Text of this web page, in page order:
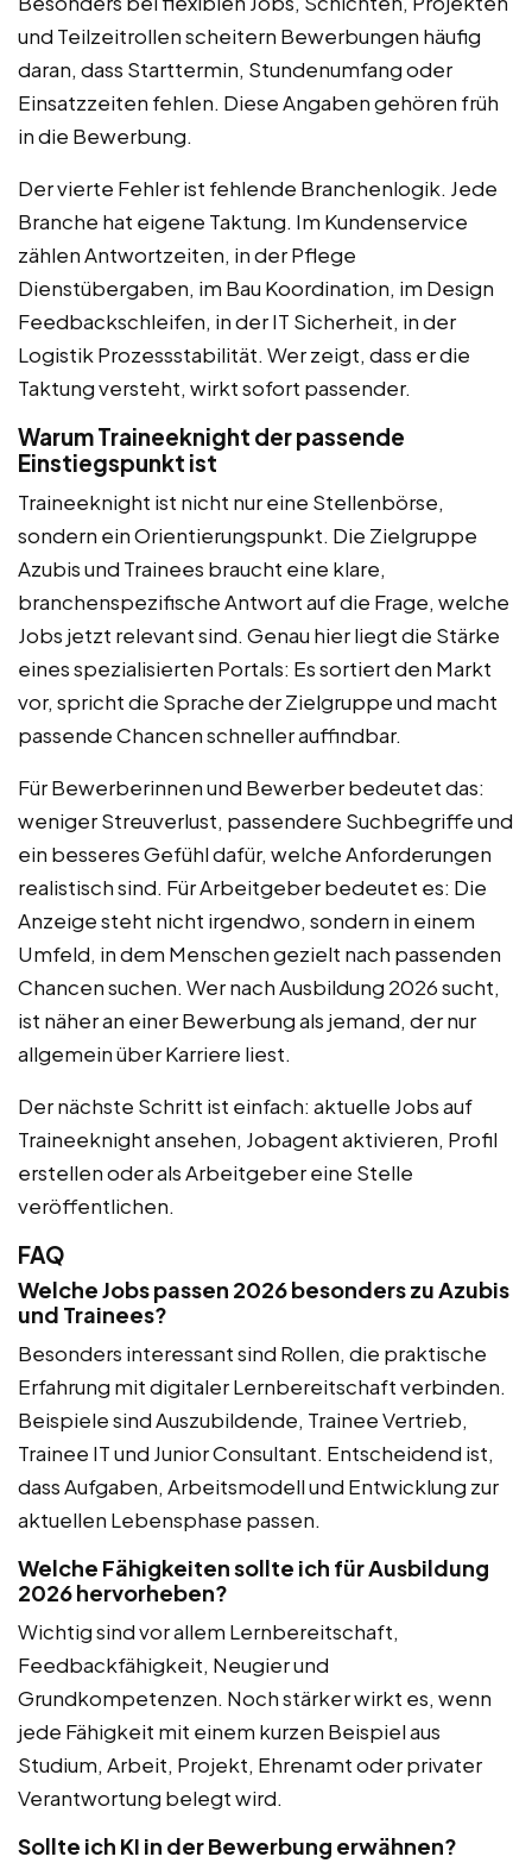
und Teilzeitrollen scheitern Bewerbungen häufig
daran, dass Starttermin, Stundenumfang oder
Einsatzzeiten fehlen. Diese Angaben gehören früh
in die Bewerbung.
Der vierte Fehler ist fehlende Branchenlogik. Jede
Branche hat eigene Taktung. Im Kundenservice
zählen Antwortzeiten, in der Pflege
Dienstübergaben, im Bau Koordination, im Design
Feedbackschleifen, in der IT Sicherheit, in der
Logistik Prozessstabilität. Wer zeigt, dass er die
Taktung versteht, wirkt sofort passender.
Warum Traineeknight der passende
Einstiegspunkt ist
Traineeknight ist nicht nur eine Stellenbörse,
sondern ein Orientierungspunkt. Die Zielgruppe
Azubis und Trainees braucht eine klare,
branchenspezifische Antwort auf die Frage, welche
Jobs jetzt relevant sind. Genau hier liegt die Stärke
eines spezialisierten Portals: Es sortiert den Markt
vor, spricht die Sprache der Zielgruppe und macht
passende Chancen schneller auffindbar.
Für Bewerberinnen und Bewerber bedeutet das:
weniger Streuverlust, passendere Suchbegriffe und
ein besseres Gefühl dafür, welche Anforderungen
realistisch sind. Für Arbeitgeber bedeutet es: Die
Anzeige steht nicht irgendwo, sondern in einem
Umfeld, in dem Menschen gezielt nach passenden
Chancen suchen. Wer nach Ausbildung 2026 sucht,
ist näher an einer Bewerbung als jemand, der nur
allgemein über Karriere liest.
Der nächste Schritt ist einfach: aktuelle Jobs auf
Traineeknight ansehen, Jobagent aktivieren, Profil
erstellen oder als Arbeitgeber eine Stelle
veröffentlichen.
FAQ
Welche Jobs passen 2026 besonders zu Azubis
und Trainees?
Besonders interessant sind Rollen, die praktische
Erfahrung mit digitaler Lernbereitschaft verbinden.
Beispiele sind Auszubildende, Trainee Vertrieb,
Trainee IT und Junior Consultant. Entscheidend ist,
dass Aufgaben, Arbeitsmodell und Entwicklung zur
aktuellen Lebensphase passen.
Welche Fähigkeiten sollte ich für Ausbildung
2026 hervorheben?
Wichtig sind vor allem Lernbereitschaft,
Feedbackfähigkeit, Neugier und
Grundkompetenzen. Noch stärker wirkt es, wenn
jede Fähigkeit mit einem kurzen Beispiel aus
Studium, Arbeit, Projekt, Ehrenamt oder privater
Verantwortung belegt wird.
Sollte ich KI in der Bewerbung erwähnen?